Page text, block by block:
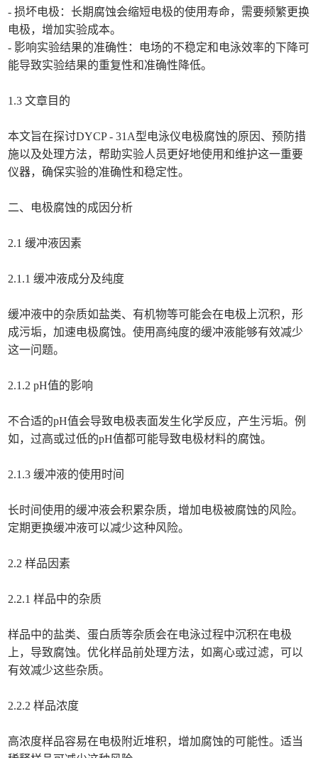
- 损坏电极：长期腐蚀会缩短电极的使用寿命，需要频繁更换
电极，增加实验成本。
- 影响实验结果的准确性：电场的不稳定和电泳效率的下降可
能导致实验结果的重复性和准确性降低。
1.3 文章目的
本文旨在探讨DYCP - 31A型电泳仪电极腐蚀的原因、预防措
施以及处理方法，帮助实验人员更好地使用和维护这一重要
仪器，确保实验的准确性和稳定性。
二、电极腐蚀的成因分析
2.1 缓冲液因素
2.1.1 缓冲液成分及纯度
缓冲液中的杂质如盐类、有机物等可能会在电极上沉积，形
成污垢，加速电极腐蚀。使用高纯度的缓冲液能够有效减少
这一问题。
2.1.2 pH值的影响
不合适的pH值会导致电极表面发生化学反应，产生污垢。例
如，过高或过低的pH值都可能导致电极材料的腐蚀。
2.1.3 缓冲液的使用时间
长时间使用的缓冲液会积累杂质，增加电极被腐蚀的风险。
定期更换缓冲液可以减少这种风险。
2.2 样品因素
2.2.1 样品中的杂质
样品中的盐类、蛋白质等杂质会在电泳过程中沉积在电极
上，导致腐蚀。优化样品前处理方法，如离心或过滤，可以
有效减少这些杂质。
2.2.2 样品浓度
高浓度样品容易在电极附近堆积，增加腐蚀的可能性。适当